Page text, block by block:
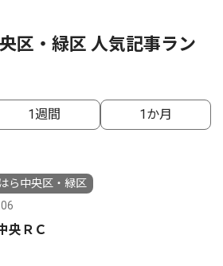
区・緑区 人気記事ラン
1週間 1か月
ら中央区・緑区
央ＲＣ